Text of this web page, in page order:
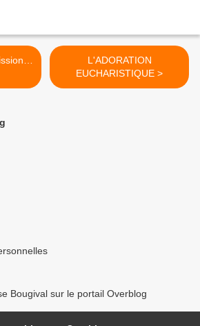
L'ADORATION
EUCHARISTIQUE >
Bougival sur le portail Overblog